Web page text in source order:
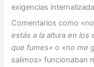
exigencias
Comentarios como
estás a la altura en los
que fumes» o «no me
salimos» funcionaban